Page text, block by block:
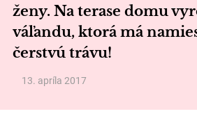
ženy. Na terase domu
váľandu, ktorá má
čerstvú trávu!
13. apríla 2017